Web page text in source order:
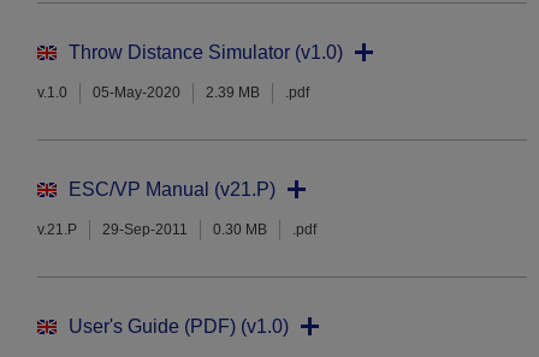
Throw Distance Simulator (v1.0)
v.1.0 05-May-2020 2.39 MB .pdf
ESC/VP Manual (v21.P)
v.21.P 29-Sep-2011 0.30 MB .pdf
User's Guide (PDF) (v1.0)